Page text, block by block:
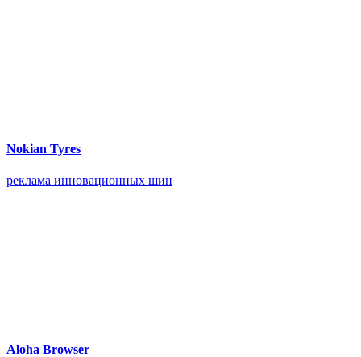
Nokian Tyres
реклама инновационных шин
Aloha Browser